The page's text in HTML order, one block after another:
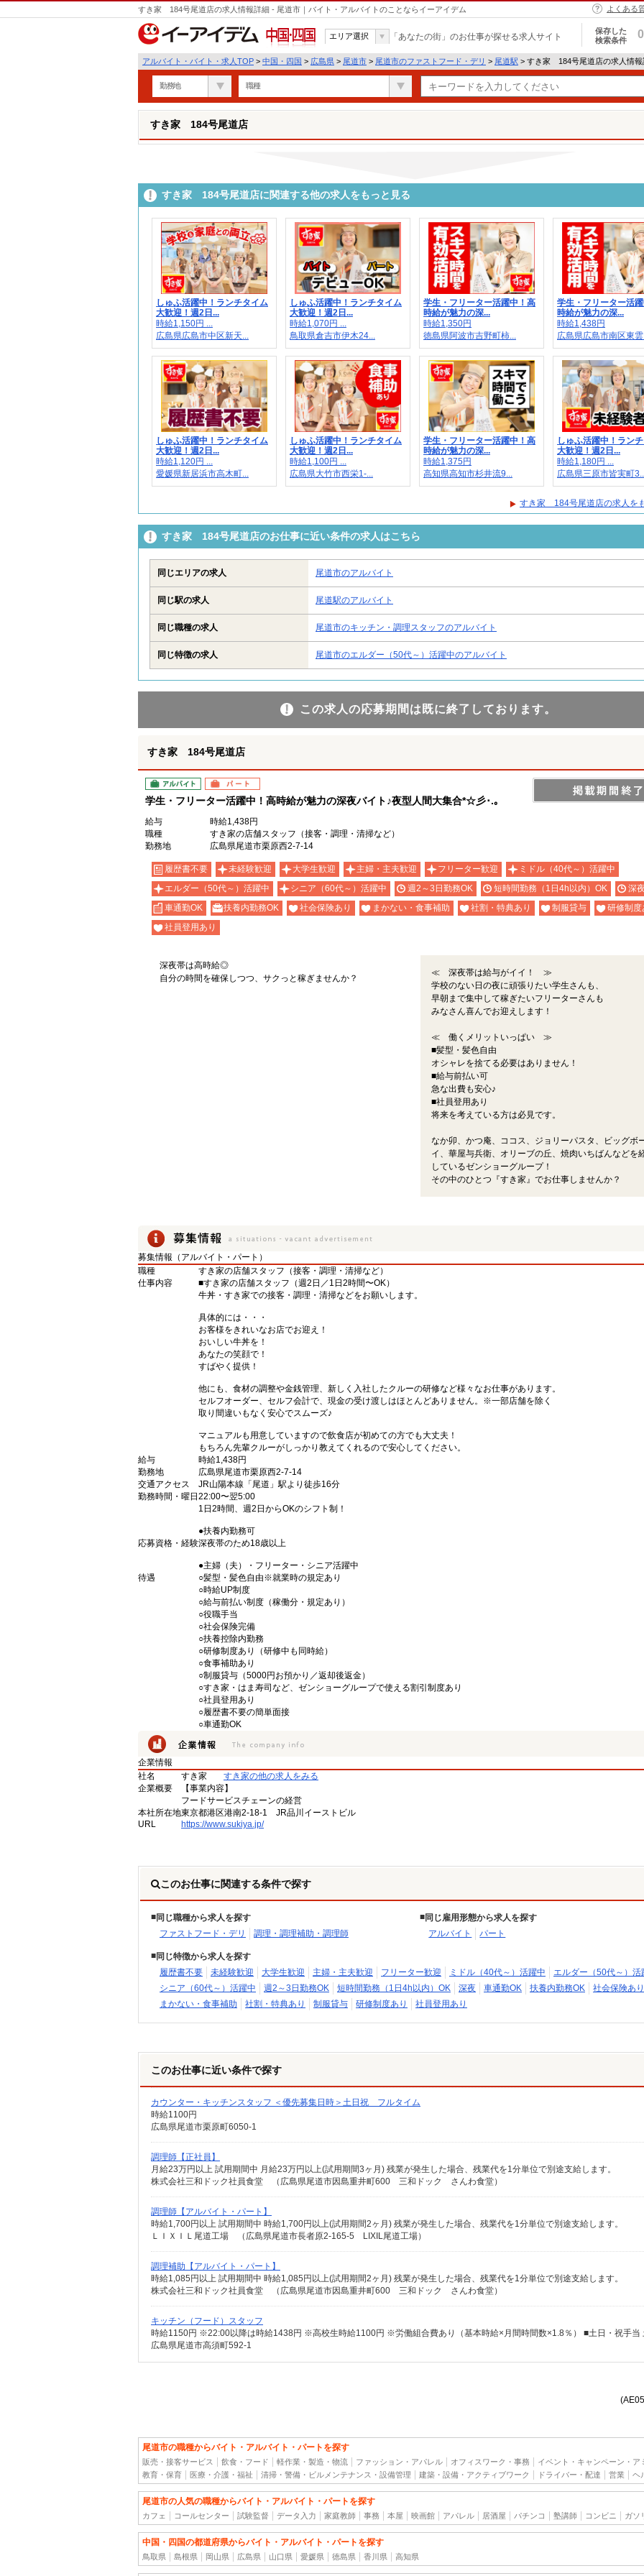
すき家 184号尾道店の求人情報詳細 - 尾道市｜バイト・アルバイトのことならイーアイデム よくある
中国・四国
エリア選択 「あなたの街」のお仕事が探せる求人サイト
保存した
検索条件
0
アルバイト・バイト・求人TOP > 中国・四国 > 広島県 > 尾道市 > 尾道市のファストフード・デリ > 尾道駅 > すき家 184号尾道店の求人情報
勤務地 職種
すき家 184号尾道店
すき家 184号尾道店に関連する他の求人をもっと見る
しゅふ活躍中！ランチタイム
大歓迎！週2日...
時給1,150円 ...
広島県広島市中区新天...
しゅふ活躍中！ランチタイム
大歓迎！週2日...
時給1,070円 ...
鳥取県倉吉市伊木24...
学生・フリーター活躍中！高
時給が魅力の深...
時給1,350円
徳島県阿波市吉野町柿...
学生・フリーター活
時給が魅力の深...
時給1,438円
広島県広島市南区東
しゅふ活躍中！ランチタイム
大歓迎！週2日...
時給1,120円 ...
愛媛県新居浜市高木町...
しゅふ活躍中！ランチタイム
大歓迎！週2日...
時給1,100円 ...
広島県大竹市西栄1-...
学生・フリーター活躍中！高
時給が魅力の深...
時給1,375円
高知県高知市杉井流9...
しゅふ活躍中！ラン
大歓迎！週2日...
時給1,180円 ...
広島県三原市皆実町
すき家 184号尾道店の求人を
すき家 184号尾道店のお仕事に近い条件の求人はこちら
同じエリアの求人 尾道市のアルバイト
同じ駅の求人 尾道駅のアルバイト
同じ職種の求人 尾道市のキッチン・調理スタッフのアルバイト
同じ特徴の求人 尾道市のエルダー（50代～）活躍中のアルバイト
この求人の応募期間は既に終了しております。
すき家 184号尾道店
アルバイト パート
学生・フリーター活躍中！高時給が魅力の深夜バイト♪夜型人間大集合*☆彡･.｡
給与
時給1,438円
職種
すき家の店舗スタッフ（接客・調理・清掃など）
勤務地
広島県尾道市栗原西2-7-14
履歴書不要 未経験歓迎 大学生歓迎 主婦・主夫歓迎 フリーター歓迎
ミドル（40代～）活躍中
エルダー（50代～）活躍中
シニア（60代～）活躍中 週2～3日勤務OK 短時間勤務（1日4h以内）OK
深
車通勤OK
扶養内勤務OK 社会保険あり まかない・食事補助 社割・特典あり 制服貸与
研修制度
社員登用あり
深夜帯は高時給◎
自分の時間を確保しつつ、サクっと稼ぎませんか？
≪ 深夜帯は給与がイイ！ ≫
学校のない日の夜に頑張りたい学生さんも、
早朝まで集中して稼ぎたいフリーターさんも
みなさん喜んでお迎えします！
≪ 働くメリットいっぱい ≫
■髪型・髪色自由
オシャレを捨てる必要はありません！
■給与前払い可
急な出費も安心♪
■社員登用あり
将来を考えている方は必見です。
なか卯、かつ庵、ココス、ジョリーパスタ、ビッグボ
イ、華屋与兵衛、オリーブの丘、焼肉いちばんなどを
しているゼンショーグループ！
その中のひとつ『すき家』でお仕事しませんか？
募集情報（アルバイト・パート）
職種
すき家の店舗スタッフ（接客・調理・清掃など）
仕事内容
■すき家の店舗スタッフ（週2日／1日2時間〜OK）
牛丼・すき家での接客・調理・清掃などをお願いします。
具体的には・・・
お客様をきれいなお店でお迎え！
おいしい牛丼を！
あなたの笑顔で！
すばやく提供！
他にも、食材の調整や金銭管理、新しく入社したクルーの研修など様々なお仕事があります。
セルフオーダー、セルフ会計で、現金の受け渡しはほとんどありません。※一部店舗を除く
取り間違いもなく安心でスムーズ♪
マニュアルも用意していますので飲食店が初めての方でも大丈夫！
もちろん先輩クルーがしっかり教えてくれるので安心してください。
給与
時給1,438円
勤務地
広島県尾道市栗原西2-7-14
交通アクセス
JR山陽本線「尾道」駅より徒歩16分
勤務時間・曜日 22:00〜翌5:00
1日2時間、週2日からOKのシフト制！
●扶養内勤務可
応募資格・経験深夜帯のため18歳以上
●主婦（夫）・フリーター・シニア活躍中
待遇
○髪型・髪色自由※就業時の規定あり
○時給UP制度
○給与前払い制度（稼働分・規定あり）
○役職手当
○社会保険完備
○扶養控除内勤務
○研修制度あり（研修中も同時給）
○食事補助あり
○制服貸与（5000円お預かり／返却後返金）
○すき家・はま寿司など、ゼンショーグループで使える割引制度あり
○社員登用あり
○履歴書不要の簡単面接
○車通勤OK
企業情報
社名
すき家
すき家の他の求人をみる
企業概要
【事業内容】
フードサービスチェーンの経営
本社所在地東京都港区港南2-18-1 JR品川イーストビル
URL
https://www.sukiya.jp/
このお仕事に関連する条件で探す
同じ職種から求人を探す
ファストフード・デリ
調理・調理補助・調理師
同じ雇用形態から求人を探す
アルバイト
パート
同じ特徴から求人を探す
履歴書不要
未経験歓迎 大学生歓迎 主婦・主夫歓迎 フリーター歓迎 ミドル（40代～）活躍中
エルダー（50代～）活
シニア（60代～）活躍中
週2～3日勤務OK 短時間勤務（1日4h以内）OK 深夜 車通勤OK 扶養内勤務OK
社会保険あり
まかない・食事補助
社割・特典あり 制服貸与 研修制度あり 社員登用あり
このお仕事に近い条件で探す
カウンター・キッチンスタッフ ＜優先募集日時＞土日祝 フルタイム
時給1100円
広島県尾道市栗原町6050-1
調理師【正社員】
月給23万円以上 試用期間中 月給23万円以上(試用期間3ヶ月) 残業が発生した場合、残業代を1分単位で別途支給します。
株式会社三和ドック社員食堂 （広島県尾道市因島重井町600 三和ドック さんわ食堂）
調理師【アルバイト・パート】
時給1,700円以上 試用期間中 時給1,700円以上(試用期間2ヶ月) 残業が発生した場合、残業代を1分単位で別途支給します。
ＬＩＸＩＬ尾道工場 （広島県尾道市長者原2-165-5 LIXIL尾道工場）
調理補助【アルバイト・パート】
時給1,085円以上 試用期間中 時給1,085円以上(試用期間2ヶ月) 残業が発生した場合、残業代を1分単位で別途支給します。
株式会社三和ドック社員食堂 （広島県尾道市因島重井町600 三和ドック さんわ食堂）
キッチン（フード）スタッフ
広島県尾道市高須町592-1
尾道市の職種からバイト・アルバイト・パートを探す
販売・接客サービス 飲食・フード 軽作業・製造・物流 ファッション・アパレル オフィスワーク・事務
イベント・キャンペーン・ア
教育・保育
医療・介護・福祉 清掃・警備・ビルメンテナンス・設備管理 建築・設備・アクティブワーク ドライバー・配達 営業 ヘ
尾道市の人気の職種からバイト・アルバイト・パートを探す
カフェ コールセンター 試験監督 データ入力 家庭教師 事務 本屋 映画館 アパレル 居酒屋 パチンコ 塾講師 コンビニ ガソ
中国・四国の都道府県からバイト・アルバイト・パートを探す
鳥取県 島根県 岡山県 広島県 山口県 愛媛県 徳島県 香川県 高知県